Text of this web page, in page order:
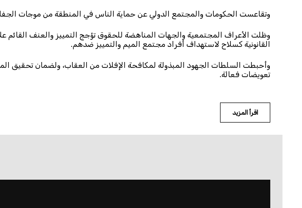
وتقاعست الحكومات والمجتمع الدولي عن حماية الناس في المنطقة من موجات
وظلت الأعراف المجتمعية والجهات المناهضة للحقوق تؤجج التمييز والعنف
القانونية كسلاح لاستهداف أفراد مجتمع الميم والتمييز ضدهم.
وأحبطت السلطات الجهود المبذولة لمكافحة الإفلات من العقاب، ولضمان تحقيق
تعويضات فعالة.
اقرأ المزيد